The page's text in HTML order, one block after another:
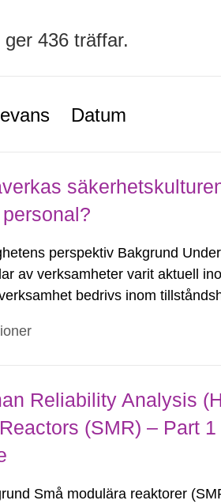
436 träffar.
Datum
perspektiv Bakgrund
av verksamheter varit aktuell
bedrivs inom
Reliability Analysis
(SMR) – Part
Små modulära reaktorer